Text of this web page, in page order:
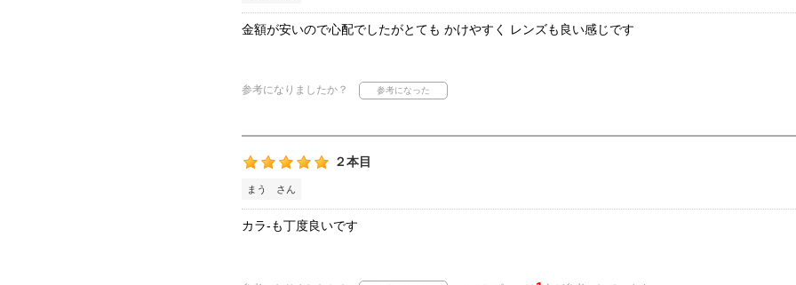
金額が安いので心配でしたがとても かけやすく レンズも良い感じです
参考になりましたか？
２本目
まう さん
カラ-も丁度良いです